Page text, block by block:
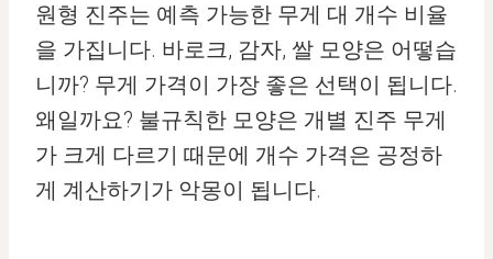
원형 진주는 예측 가능한 무게 대 개수 비율
을 가집니다. 바로크, 감자, 쌀 모양은 어떻습
니까? 무게 가격이 가장 좋은 선택이 됩니다.
왜일까요? 불규칙한 모양은 개별 진주 무게
가 크게 다르기 때문에 개수 가격은 공정하
게 계산하기가 악몽이 됩니다.